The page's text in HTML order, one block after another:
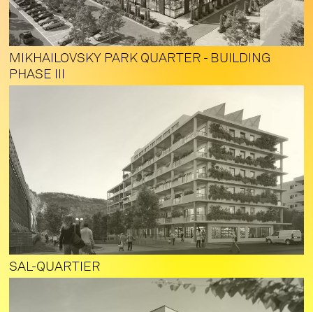
MIKHAILOVSKY PARK QUARTER - BUILDING
PHASE III
SAL-QUARTIER